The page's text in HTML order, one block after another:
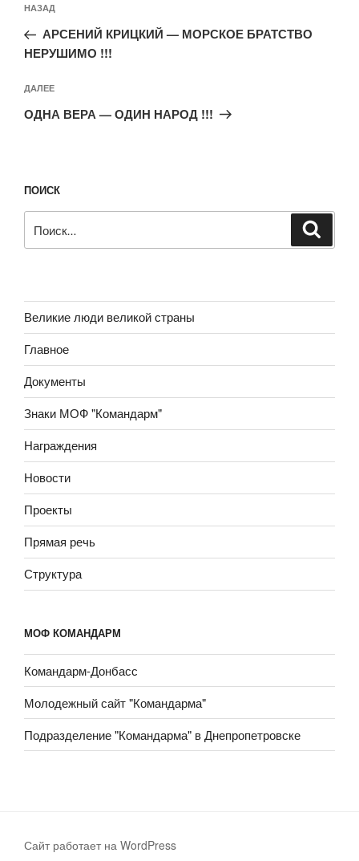
по
записям
Предыдущая
запись:
НАЗАД
АРСЕНИЙ КРИЦКИЙ — МОРСКОЕ БРАТСТВО
НЕРУШИМО !!!
Следующая
запись
ДАЛЕЕ
ОДНА ВЕРА — ОДИН НАРОД !!!
ПОИСК
Великие люди великой страны
Главное
Документы
Знаки МОФ "Командарм"
Награждения
Новости
Проекты
Прямая речь
Структура
МОФ КОМАНДАРМ
Командарм-Донбасс
Молодежный сайт "Командарма"
Подразделение "Командарма" в Днепропетровске
Сайт работает на WordPress